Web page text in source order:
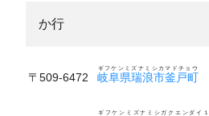
か行
〒509-6472 岐阜県瑞浪市釜戸町
ギフケンミズナミシカマドチョウ
ギフケンミズナミシガクエンダイ１